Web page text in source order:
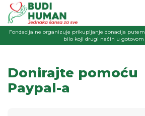
Fondacija ne organizuje prikupljanje donacija
bilo koji drugi način u gotovom
Donirajte pomoću
Paypal-a